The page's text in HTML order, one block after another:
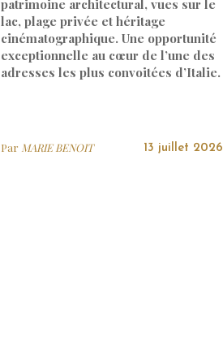
patrimoine architectural, vues sur le
lac, plage privée et héritage
cinématographique. Une opportunité
exceptionnelle au cœur de l’une des
adresses les plus convoitées d’Italie.
Par MARIE BENOIT 13 juillet 2026